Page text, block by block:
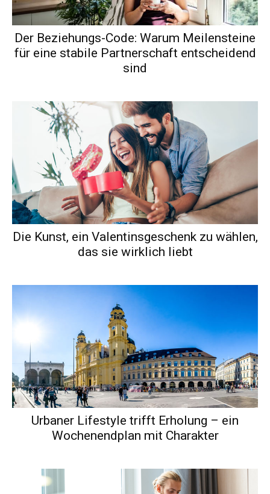
Der Beziehungs-Code: Warum Meilensteine
für eine stabile Partnerschaft entscheidend
sind
Die Kunst, ein Valentinsgeschenk zu wählen,
das sie wirklich liebt
Urbaner Lifestyle trifft Erholung – ein
Wochenendplan mit Charakter